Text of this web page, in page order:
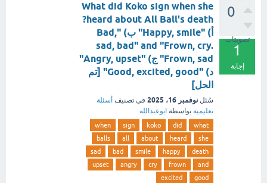
0
تصويتات
1
إجابة
What did Koko sign when she
heard about All Ball's death?
أ) "Happy, smile" ب) "Bad,
sad, bad" and "Frown, cry.
Frown, sad" ج) "Angry, upset"
د) "Good, excited, good" [تم
الحل]
سُئل نوفمبر 16، 2025 في تصنيف أسئلة
تعليمية بواسطة ابوعبدالله
what
did
koko
sign
when
she
heard
about
all
balls
death
happy
smile
bad
sad
and
frown
cry
angry
upset
good
excited